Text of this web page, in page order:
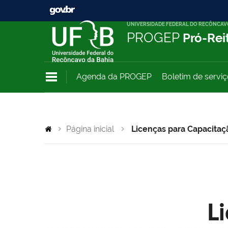
UNIVERSIDADE FEDERAL DO
PROGEP Pró-
Agenda da PROGEP Boletim de
Página inicial Licenças para